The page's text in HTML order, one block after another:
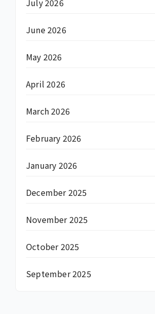
July 2026
June 2026
May 2026
April 2026
March 2026
February 2026
January 2026
December 2025
November 2025
October 2025
September 2025